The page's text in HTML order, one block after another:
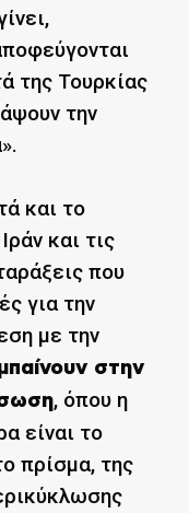
της Τουρκίας
την
και το
και τις
που
για την
με την
στην
, όπου η
είναι το
πρίσμα, της